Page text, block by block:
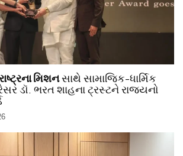
મિશનસાથે સામાજિક-ધાર્મિક
ડૉ. ભરત શાહના ટ્રસ્ટને રાજ્યનો